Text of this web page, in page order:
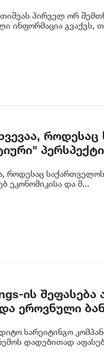
-
კობახიძე
პირველ ორ
ინფორმაცია გვაქვს,
როდესაც
როდესაც
ეკონომიკისა და მ...
ის
ეროვნული
სარეიტინგო
დადებითად